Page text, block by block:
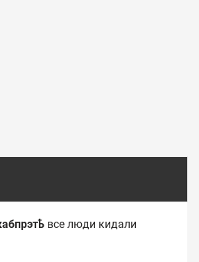
все люди кидали